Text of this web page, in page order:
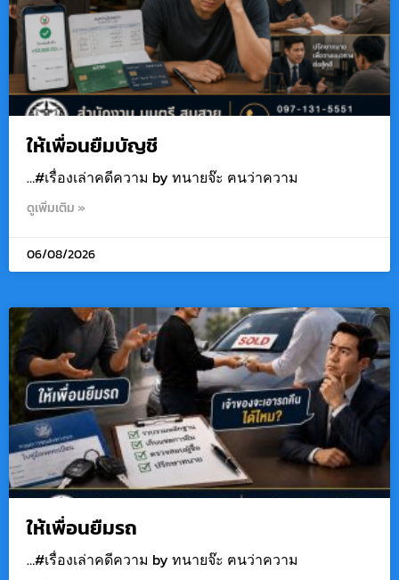
ให้เพื่อนยืมบัญชี
…#เรื่องเล่าคดีความ by ทนายจ๊ะ ฅนว่าความ
ดูเพิ่มเติม »
06/08/2026
ให้เพื่อนยืมรถ
…#เรื่องเล่าคดีความ by ทนายจ๊ะ ฅนว่าความ